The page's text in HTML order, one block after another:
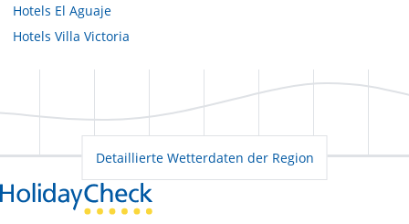
Hotels El Aguaje
Hotels Villa Victoria
Detaillierte Wetterdaten der Region